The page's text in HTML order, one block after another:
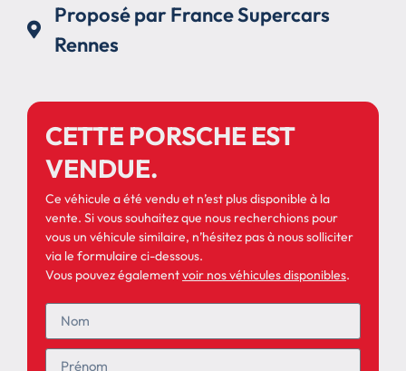
Proposé par France Supercars
Rennes
CETTE PORSCHE EST
VENDUE.
Ce véhicule a été vendu et n’est plus disponible à la
vente. Si vous souhaitez que nous recherchions pour
vous un véhicule similaire, n’hésitez pas à nous solliciter
via le formulaire ci-dessous.
Vous pouvez égalementvoir nos véhicules disponibles.